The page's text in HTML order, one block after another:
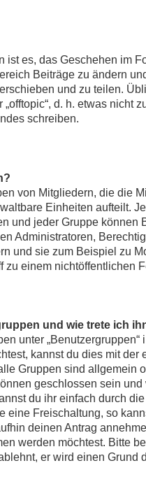
ist es, das Geschehen im
Beiträge zu ändern
und zu teilen.
d. h. etwas nicht
schreiben.
von Mitgliedern, die die
Einheiten aufteilt.
und jeder Gruppe können
Administratoren,
und sie zum Beispiel zu
zu einem nichtöffentlichen
und wie trete ich
unter
kannst du dies mit der
Gruppen sind allgemein
geschlossen sein und
du ihr einfach durch
eine Freischaltung, so
deinen Antrag
werden möchtest. Bitte
er wird einen Grund